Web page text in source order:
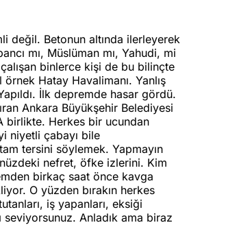
değil. Betonun altında ilerleyerek
mı, Müslüman mı, Yahudi, mi
binlerce kişi de bu bilinçte
Hatay Havalimanı. Yanlış
İlk depremde hasar gördü.
Ankara Büyükşehir Belediyesi
birlikte. Herkes bir ucundan
niyetli çabayı bile
tersini söylemek. Yapmayın
nefret, öfke izlerini. Kim
birkaç saat önce kavga
O yüzden bırakın herkes
iş yapanları, eksiği
seviyorsunuz. Anladık ama biraz